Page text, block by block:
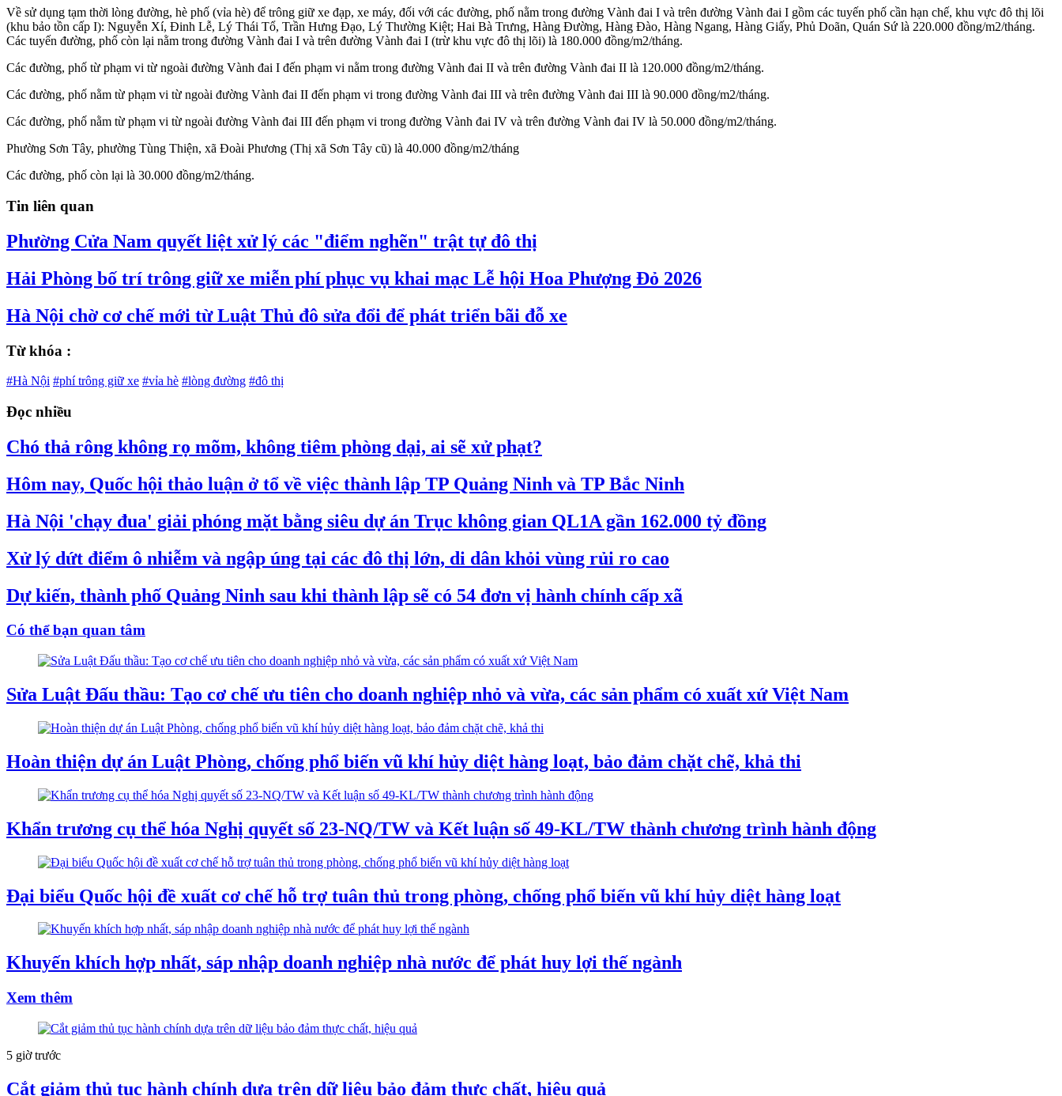
Về sử dụng tạm thời lòng đường, hè phố (vỉa hè) để trông giữ xe đạp, xe máy, đối với các đường, phố nằm trong đường Vành đai I và trên đường Vành đai I gồm các tuyến phố cần hạn chế, khu vực đô thị lõi
(khu bảo tồn cấp I): Nguyễn Xí, Đinh Lễ, Lý Thái Tổ, Trần Hưng Đạo, Lý Thường Kiệt; Hai Bà Trưng, Hàng Đường, Hàng Đào, Hàng Ngang, Hàng Giấy, Phủ Doãn, Quán Sứ là 220.000 đồng/m2/tháng.
Các tuyến đường, phố còn lại nằm trong đường Vành đai I và trên đường Vành đai I (trừ khu vực đô thị lõi) là 180.000 đồng/m2/tháng.
Các đường, phố từ phạm vi từ ngoài đường Vành đai I đến phạm vi nằm trong đường Vành đai II và trên đường Vành đai II là 120.000 đồng/m2/tháng.
Các đường, phố nằm từ phạm vi từ ngoài đường Vành đai II đến phạm vi trong đường Vành đai III và trên đường Vành đai III là 90.000 đồng/m2/tháng.
Các đường, phố nằm từ phạm vi từ ngoài đường Vành đai III đến phạm vi trong đường Vành đai IV và trên đường Vành đai IV là 50.000 đồng/m2/tháng.
Phường Sơn Tây, phường Tùng Thiện, xã Đoài Phương (Thị xã Sơn Tây cũ) là 40.000 đồng/m2/tháng
Các đường, phố còn lại là 30.000 đồng/m2/tháng.
Tin liên quan
Phường Cửa Nam quyết liệt xử lý các "điểm nghẽn" trật tự đô thị
Hải Phòng bố trí trông giữ xe miễn phí phục vụ khai mạc Lễ hội Hoa Phượng Đỏ 2026
Hà Nội chờ cơ chế mới từ Luật Thủ đô sửa đổi để phát triển bãi đỗ xe
Từ khóa :
#Hà Nội #phí trông giữ xe #vỉa hè #lòng đường #đô thị
Đọc nhiều
Chó thả rông không rọ mõm, không tiêm phòng dại, ai sẽ xử phạt?
Hôm nay, Quốc hội thảo luận ở tổ về việc thành lập TP Quảng Ninh và TP Bắc Ninh
Hà Nội 'chạy đua' giải phóng mặt bằng siêu dự án Trục không gian QL1A gần 162.000 tỷ đồng
Xử lý dứt điểm ô nhiễm và ngập úng tại các đô thị lớn, di dân khỏi vùng rủi ro cao
Dự kiến, thành phố Quảng Ninh sau khi thành lập sẽ có 54 đơn vị hành chính cấp xã
Có thể bạn quan tâm
Sửa Luật Đấu thầu: Tạo cơ chế ưu tiên cho doanh nghiệp nhỏ và vừa, các sản phẩm có xuất xứ Việt Nam
Hoàn thiện dự án Luật Phòng, chống phổ biến vũ khí hủy diệt hàng loạt, bảo đảm chặt chẽ, khả thi
Khẩn trương cụ thể hóa Nghị quyết số 23-NQ/TW và Kết luận số 49-KL/TW thành chương trình hành động
Đại biểu Quốc hội đề xuất cơ chế hỗ trợ tuân thủ trong phòng, chống phổ biến vũ khí hủy diệt hàng loạt
Khuyến khích hợp nhất, sáp nhập doanh nghiệp nhà nước để phát huy lợi thế ngành
Xem thêm
5 giờ trước
Cắt giảm thủ tục hành chính dựa trên dữ liệu bảo đảm thực chất, hiệu quả